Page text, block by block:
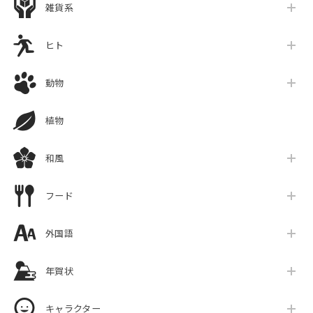
雑貨系
ヒト
動物
植物
和風
フード
外国語
年賀状
キャラクター